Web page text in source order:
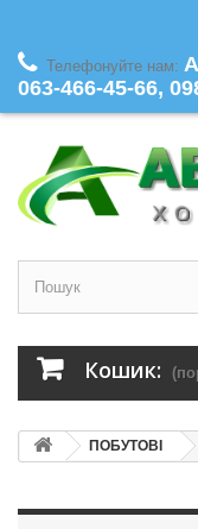
Телефонуйте нам:
063-466-45-66,
Кошик:
ПОБУТОВІ